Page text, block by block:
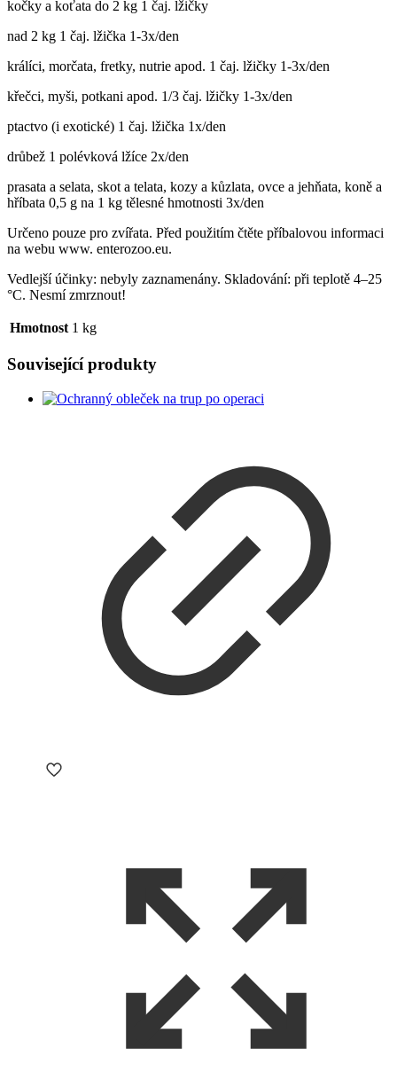
kočky a koťata do 2 kg 1 čaj. lžičky
nad 2 kg 1 čaj. lžička 1-3x/den
králíci, morčata, fretky, nutrie apod. 1 čaj. lžičky 1-3x/den
křečci, myši, potkani apod. 1/3 čaj. lžičky 1-3x/den
ptactvo (i exotické) 1 čaj. lžička 1x/den
drůbež 1 polévková lžíce 2x/den
prasata a selata, skot a telata, kozy a kůzlata, ovce a jehňata, koně a
hříbata 0,5 g na 1 kg tělesné hmotnosti 3x/den
Určeno pouze pro zvířata. Před použitím čtěte příbalovou informaci
na webu www. enterozoo.eu.
Vedlejší účinky: nebyly zaznamenány. Skladování: při teplotě 4–25
°C. Nesmí zmrznout!
Hmotnost 1 kg
Související produkty